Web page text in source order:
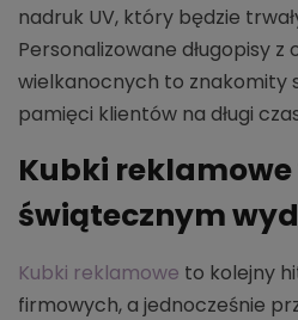
nadruk UV, który będzie
Personalizowane długopisy z
wielkanocnych to znakomity
pamięci klientów na długi
Kubki reklamowe
świątecznym
Kubki reklamowe to kolejny
firmowych, a jednocześnie